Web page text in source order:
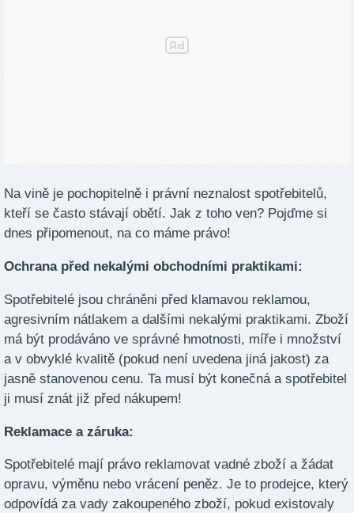
Na vině je pochopitelně i právní neznalost spotřebitelů,
kteří se často stávají obětí. Jak z toho ven? Pojďme si
dnes připomenout, na co máme právo!
Ochrana před nekalými obchodními praktikami:
Spotřebitelé jsou chráněni před klamavou reklamou,
agresivním nátlakem a dalšími nekalými praktikami. Zboží
má být prodáváno ve správné hmotnosti, míře i množství
a v obvyklé kvalitě (pokud není uvedena jiná jakost) za
jasně stanovenou cenu. Ta musí být konečná a spotřebitel
ji musí znát již před nákupem!
Reklamace a záruka:
Spotřebitelé mají právo reklamovat vadné zboží a žádat
opravu, výměnu nebo vrácení peněz. Je to prodejce, který
odpovídá za vady zakoupeného zboží, pokud existovaly